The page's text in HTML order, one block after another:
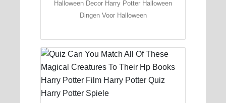
Halloween Decor Harry Potter Halloween
Dingen Voor Halloween